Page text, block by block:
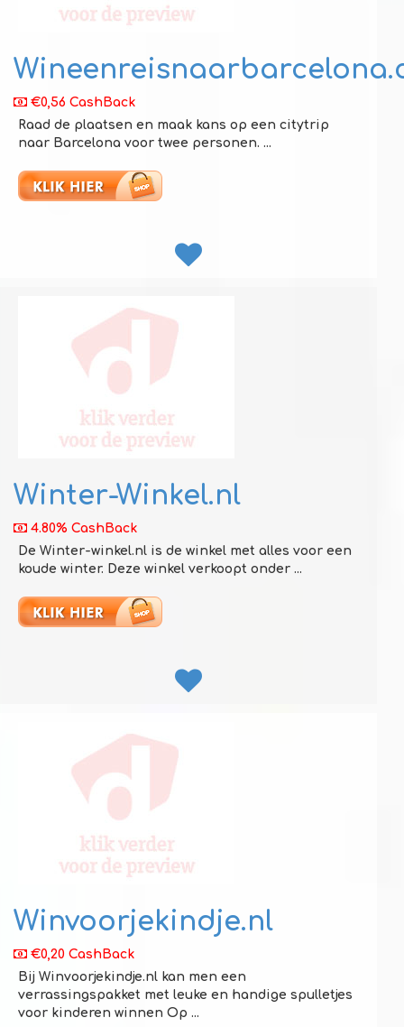
€0,56 CashBack
Raad de plaatsen en maak kans op een citytrip
naar Barcelona voor twee personen. ...
Winter-Winkel.nl
4.80% CashBack
De Winter-winkel.nl is de winkel met alles voor een
koude winter. Deze winkel verkoopt onder ...
Winvoorjekindje.nl
€0,20 CashBack
Bij Winvoorjekindje.nl kan men een
verrassingspakket met leuke en handige spulletjes
voor kinderen winnen Op ...